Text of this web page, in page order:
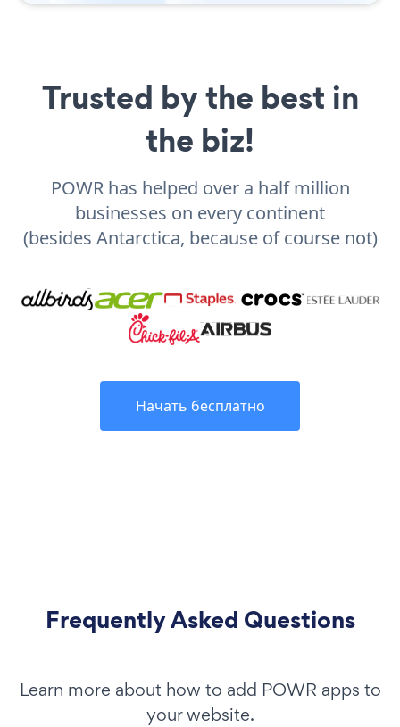
Trusted by the best in
the biz!
POWR has helped over a half million
businesses on every continent
(besides Antarctica, because of course not)
Начать бесплатно
Frequently Asked Questions
Learn more about how to add POWR apps to
your website.